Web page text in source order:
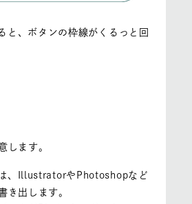
と、ボタンの枠線がくるっと回
します。
、IllustratorやPhotoshopなど
き出します。